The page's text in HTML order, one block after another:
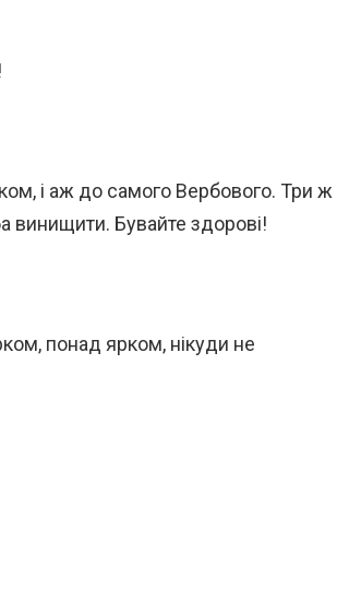
і аж до самого Вербового. Три ж
винищити. Бувайте здорові!
понад ярком, нікуди не